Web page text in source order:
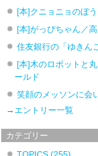
[本]クニョニョのぼ
[本]がっぴちゃん／
住友銀行の「ゆきん
[本]木のロボットと
ールド
笑顔のメッソンに会
→ エントリー一覧
カテゴリー